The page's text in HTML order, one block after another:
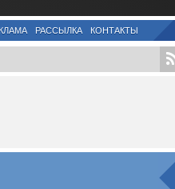
РАССЫЛКА КОНТАКТЫ